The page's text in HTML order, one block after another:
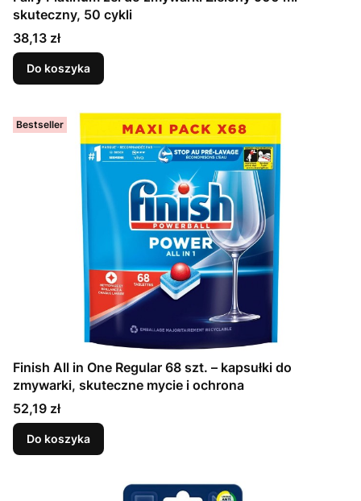
skuteczny, 50 cykli
Cena
38,13 zł
Do koszyka
Bestseller
Finish All in One Regular 68 szt. – kapsułki do
zmywarki, skuteczne mycie i ochrona
Cena
52,19 zł
Do koszyka